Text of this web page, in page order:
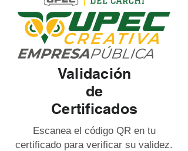
Validación
de
Certificados
Escanea el código QR en tu
certificado para verificar su validez.